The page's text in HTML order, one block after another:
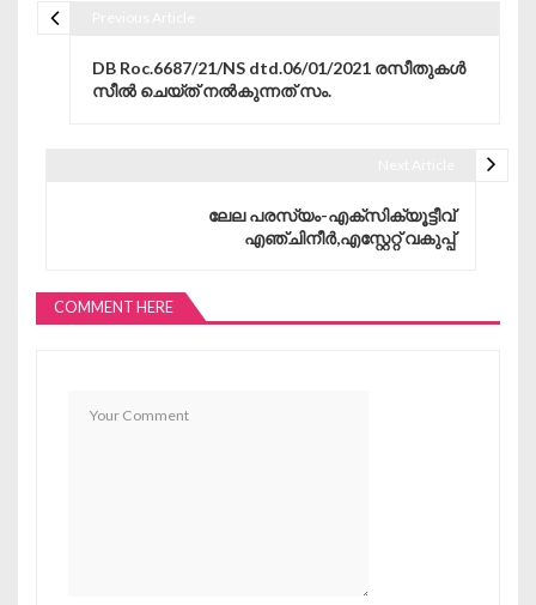
DB Roc.6687/21/NS dtd.06/01/2021 രസീതുകൾ
സീൽ ചെയ്‌ത്‌ നൽകുന്നത് സം.
ലേല പരസ്യം-എക്‌സിക്യൂട്ടീവ്
എഞ്ചിനീർ,എസ്റ്റേറ്റ് വകുപ്പ്
COMMENT HERE